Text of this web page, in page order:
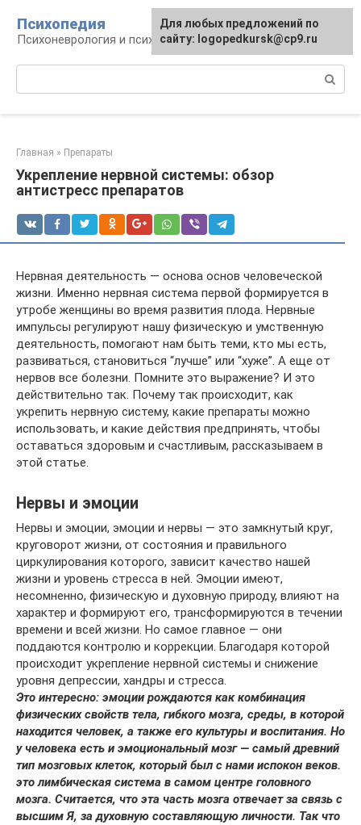
контенту
Психопедия
Психоневрология и психиатрия
Главная » Препараты
Укрепление нервной системы: обзор
антистресс препаратов
Нервная деятельность — основа основ человеческой
жизни. Именно нервная система первой формируется в
утробе женщины во время развития плода. Нервные
импульсы регулируют нашу физическую и умственную
деятельность, помогают нам быть теми, кто мы есть,
развиваться, становиться “лучше” или “хуже”. А еще от
нервов все болезни. Помните это выражение? И это
действительно так. Почему так происходит, как
укрепить нервную систему, какие препараты можно
использовать, и какие действия предпринять, чтобы
оставаться здоровым и счастливым, рассказываем в
этой статье.
Нервы и эмоции
Нервы и эмоции, эмоции и нервы — это замкнутый круг,
круговорот жизни, от состояния и правильного
циркулирования которого, зависит качество нашей
жизни и уровень стресса в ней. Эмоции имеют,
несомненно, физическую и духовную природу, влияют на
характер и формируют его, трансформируются в течении
времени и всей жизни. Но самое главное — они
поддаются контролю и коррекции. Благодаря которой
происходит укрепление нервной системы и снижение
уровня депрессии, хандры и стресса.
Это интересно: эмоции рождаются как комбинация
физических свойств тела, гибкого мозга, среды, в которой
находится человек, а также его культуры и воспитания. Но
у человека есть и эмоциональный мозг — самый древний
тип мозговых клеток, который был с нами испокон веков.
это лимбическая система в самом центре головного
мозга. Считается, что эта часть мозга отвечает за связь с
высшим Я, за духовную составляющую личности. Так что
Для любых предложений по
сайту: logopedkursk@cp9.ru